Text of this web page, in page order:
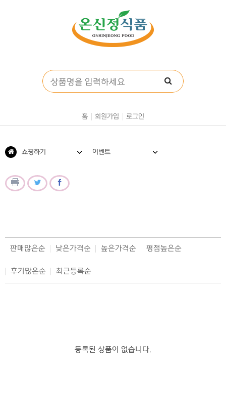
홈 회원가입 로그인
이벤트
쇼핑하기
판매많은순 낮은가격순 높은가격순 평점높은순
후기많은순 최근등록순
등록된 상품이 없습니다.